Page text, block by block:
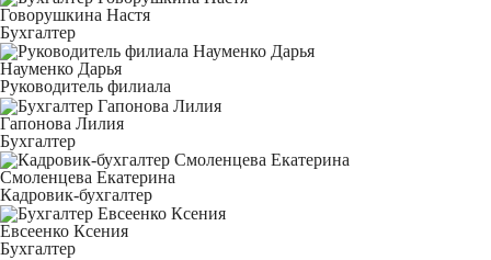
Говорушкина Настя
Бухгалтер
Науменко Дарья
Руководитель филиала
Гапонова Лилия
Бухгалтер
Смоленцева Екатерина
Кадровик-бухгалтер
Евсеенко Ксения
Бухгалтер